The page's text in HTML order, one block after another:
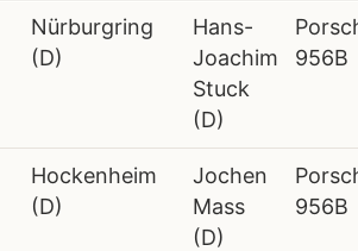
Nürburgring
(D)
Hans-
Joachim
Stuck
(D)
956B
Hockenheim
(D)
Jochen
Mass
(D)
956B